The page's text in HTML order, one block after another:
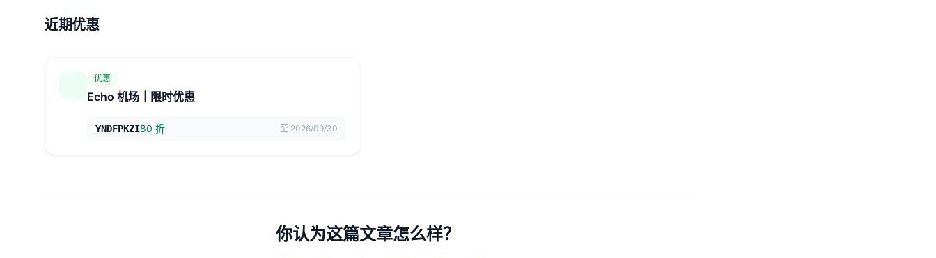
近期优惠
优惠
Echo 机场｜限时优惠
YNDFPKZI80 折 至 2026/09/30
你认为这篇文章怎么样？